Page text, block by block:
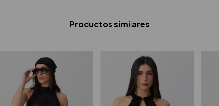
Productos similares